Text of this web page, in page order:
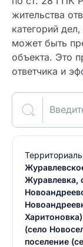
жительства
категорий
может быть
объекта. Это
ответчика и
Журавлевка,
(село
поселение